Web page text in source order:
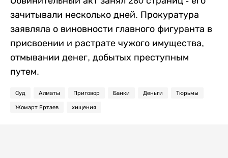
зачитывали несколько дней. Прокуратура
заявляла о виновности главного фигуранта в
присвоении и растрате чужого имущества,
отмывании денег, добытых преступным
путем.
Суд Алматы Приговор Банки Деньги Тюрьмы
Жомарт Ертаев хищения